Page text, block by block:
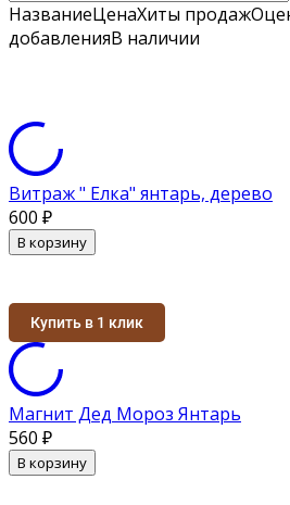
НазваниеЦенаХиты продаж
добавленияВ наличии
Витраж " Елка" янтарь, дерево
600 ₽
В корзину
Купить в 1 клик
Магнит Дед Мороз Янтарь
560 ₽
В корзину